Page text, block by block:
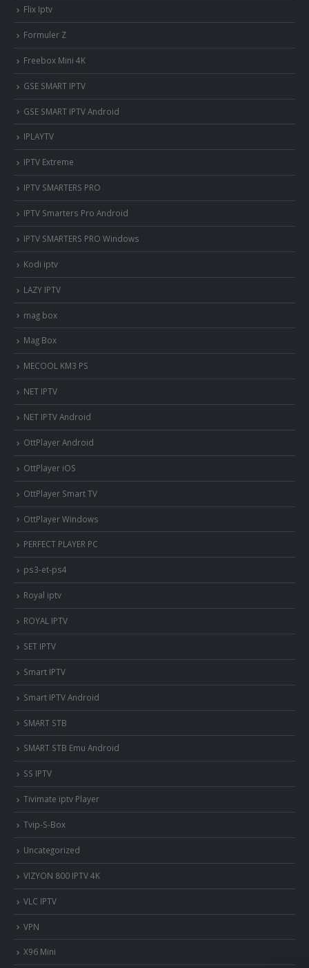
Flix Iptv
Formuler Z
Freebox Mini 4K
‎GSE SMART IPTV
GSE SMART IPTV Android
IPLAYTV
IPTV Extreme
IPTV SMARTERS PRO
IPTV Smarters Pro Android
IPTV SMARTERS PRO Windows
Kodi iptv
LAZY IPTV
mag box
Mag Box
MECOOL KM3 PS
NET IPTV
NET IPTV Android
OttPlayer Android
OttPlayer iOS
OttPlayer Smart TV
OttPlayer Windows
PERFECT PLAYER PC
ps3-et-ps4
Royal iptv
ROYAL IPTV
SET IPTV
Smart IPTV
Smart IPTV Android
SMART STB
SMART STB Emu Android
SS IPTV
Tivimate iptv Player
Tvip-S-Box
Uncategorized
VIZYON 800 IPTV 4K
VLC IPTV
VPN
X96 Mini